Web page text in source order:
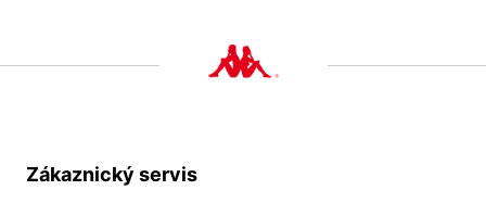
Zákaznický servis